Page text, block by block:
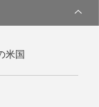
米国